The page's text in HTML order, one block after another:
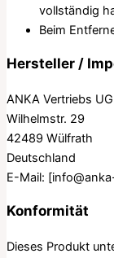
vollständig
Beim
Hersteller /
ANKA Vertriebs UG
Wilhelmstr. 29
42489 Wülfrath
Deutschland
E-Mail:
Konformität
Dieses Produkt